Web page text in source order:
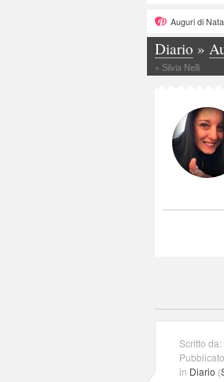
Auguri di
Diario »
» Silvia Nelli
Scritto da:
in Diario (